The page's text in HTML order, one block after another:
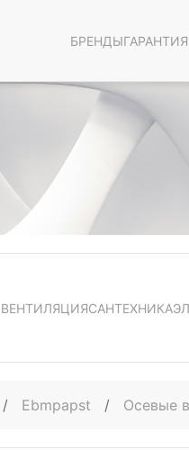
БРЕНДЫГАРАНТИЯ
ВЕНТИЛЯЦИЯСАНТЕХНИКА
/ Ebmpapst / Осевые